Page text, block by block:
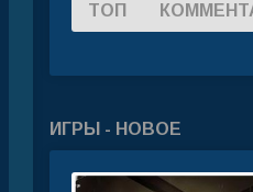
ТОП
ИГРЫ - НОВОЕ